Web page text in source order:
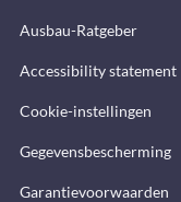
Ausbau-Ratgeber
Accessibility statement
Cookie-instellingen
Gegevensbescherming
Garantievoorwaarden